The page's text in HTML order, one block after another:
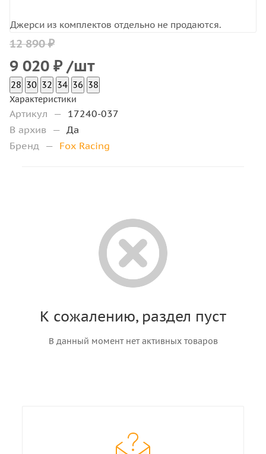
Джерси из комплектов отдельно не продаются.
12 890 ₽
9 020 ₽ /шт
28 30 32 34 36 38
Характеристики
Артикул — 17240-037
В архив — Да
Бренд — Fox Racing
К сожалению, раздел пуст
В данный момент нет активных товаров